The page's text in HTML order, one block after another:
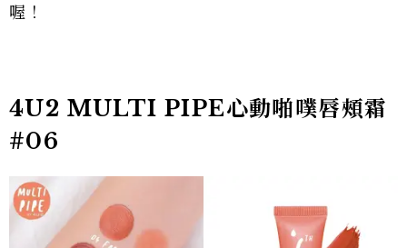
喔！
4U2 MULTI PIPE心動啪噗唇頰霜
#06